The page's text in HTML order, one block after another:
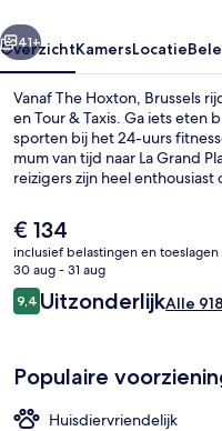
Volgende
41+
OverzichtKamersLocatie
Vanaf The Hoxton, Brussels
en Tour & Taxis. Ga iets eten
sporten bij het 24-uurs
mum van tijd naar La Grand
reizigers zijn heel
lopen naar Tramhalte Gillon
De
huidige
prijs
is
€ 134
€ 134
inclusief belastingen en toeslagen
30 aug - 31 aug
Beoordelingen
9,49,4 op 10 –
UitzonderlijkAlle
Populaire
Huisdiervriendelijk